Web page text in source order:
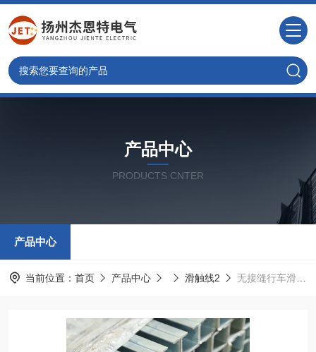
产品中心
PRODUCTS CNTER
产品中心
当前位置： 首页 产品中心 滑触线2 无接缝行车滑线高功能